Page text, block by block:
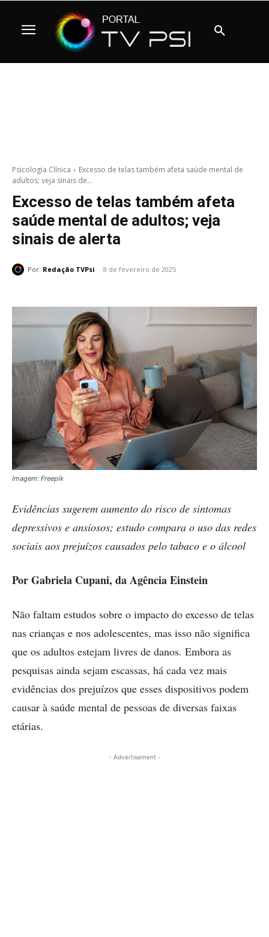
Psicologia Clínica
Excesso de telas também afeta saúde mental de
adultos; veja sinais de...
Excesso de telas também afeta
saúde mental de adultos; veja
sinais de alerta
Por: Redação TVPsi 8 de fevereiro de 2025
Imagem: Freepik
Evidências sugerem aumento do risco de sintomas
depressivos e ansiosos; estudo compara o uso das redes
sociais aos prejuízos causados pelo tabaco e o álcool
Por Gabriela Cupani, da Agência Einstein
Não faltam estudos sobre o impacto do excesso de telas
nas crianças e nos adolescentes, mas isso não significa
que os adultos estejam livres de danos. Embora as
pesquisas ainda sejam escassas, há cada vez mais
evidências dos prejuízos que esses dispositivos podem
causar à saúde mental de pessoas de diversas faixas
etárias.
- Advertisement -